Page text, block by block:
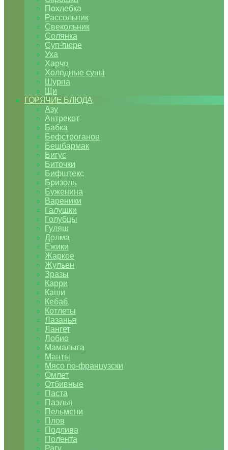
Похлебка
Рассольник
Свекольник
Солянка
Суп-пюре
Уха
Харчо
Холодные супы
Шурпа
Щи
ГОРЯЧИЕ БЛЮДА
Азу
Антрекот
Бабка
Бефстроганов
Бешбармак
Бигус
Биточки
Бифштекс
Бризоль
Буженина
Вареники
Галушки
Голубцы
Гуляш
Долма
Ежики
Жаркое
Жульен
Зразы
Карри
Каши
Кебаб
Котлеты
Лазанья
Лангет
Лобио
Мамалыга
Манты
Мясо по-французски
Омлет
Отбивные
Паста
Паэлья
Пельмени
Плов
Подлива
Полента
Рагу